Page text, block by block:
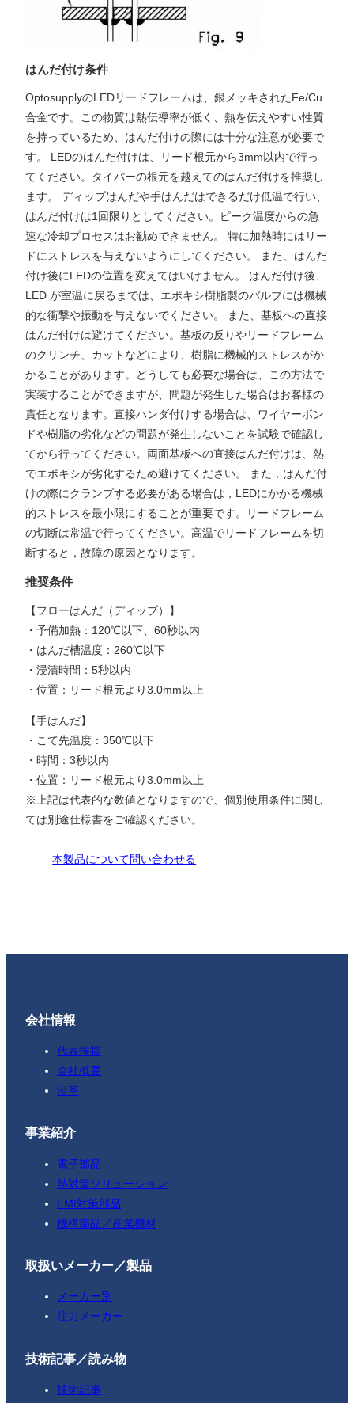
はんだ付け条件
OptosupplyのLEDリードフレームは、銀メッキされたFe/Cu
合金です。この物質は熱伝導率が低く、熱を伝えやすい性質
を持っているため、はんだ付けの際には十分な注意が必要で
す。 LEDのはんだ付けは、リード根元から3mm以内で行っ
てください。タイバーの根元を越えてのはんだ付けを推奨し
ます。 ディップはんだや手はんだはできるだけ低温で行い、
はんだ付けは1回限りとしてください。ピーク温度からの急
速な冷却プロセスはお勧めできません。 特に加熱時にはリー
ドにストレスを与えないようにしてください。 また、はんだ
付け後にLEDの位置を変えてはいけません。 はんだ付け後、
LED が室温に戻るまでは、エポキシ樹脂製のバルブには機械
的な衝撃や振動を与えないでください。 また、基板への直接
はんだ付けは避けてください。基板の反りやリードフレーム
のクリンチ、カットなどにより、樹脂に機械的ストレスがか
かることがあります。どうしても必要な場合は、この方法で
実装することができますが、問題が発生した場合はお客様の
責任となります。直接ハンダ付けする場合は、ワイヤーボン
ドや樹脂の劣化などの問題が発生しないことを試験で確認し
てから行ってください。両面基板への直接はんだ付けは、熱
でエポキシが劣化するため避けてください。 また，はんだ付
けの際にクランプする必要がある場合は，LEDにかかる機械
的ストレスを最小限にすることが重要です。リードフレーム
の切断は常温で行ってください。高温でリードフレームを切
断すると，故障の原因となります。
推奨条件
【フローはんだ（ディップ）】
・予備加熱：120℃以下、60秒以内
・はんだ槽温度：260℃以下
・浸漬時間：5秒以内
・位置：リード根元より3.0mm以上
【手はんだ】
・こて先温度：350℃以下
・時間：3秒以内
・位置：リード根元より3.0mm以上
※上記は代表的な数値となりますので、個別使用条件に関し
ては別途仕様書をご確認ください。
本製品について問い合わせる
会社情報
代表挨拶
会社概要
沿革
事業紹介
電子部品
熱対策ソリューション
EMI対策部品
機構部品／産業機材
取扱いメーカー／製品
メーカー別
注力メーカー
技術記事／読み物
技術記事